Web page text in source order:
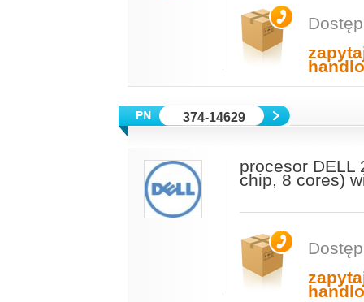
374-14629
procesor DELL
chip, 8 cores)